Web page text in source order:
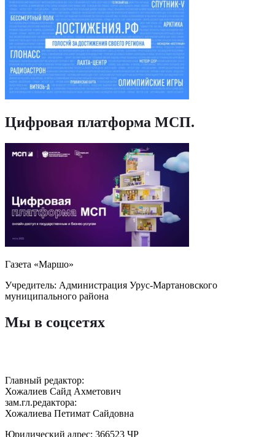
Цифровая платформа МСП.
Газета «Маршо»
Учредитель: Администрация Урус-Мартановского
муниципального района
Мы в соцсетях
Главный редактор:
Хожалиев Сайд Ахметович
зам.гл.редактора:
Хожалиева Петимат Сайдовна
Юридический адрес: 366523 ЧР